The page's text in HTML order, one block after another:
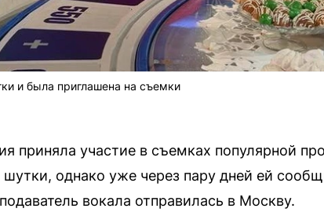
и была приглашена на съемки
приняла участие в съемках популярной
однако уже через пару дней ей
вокала отправилась в Москву.